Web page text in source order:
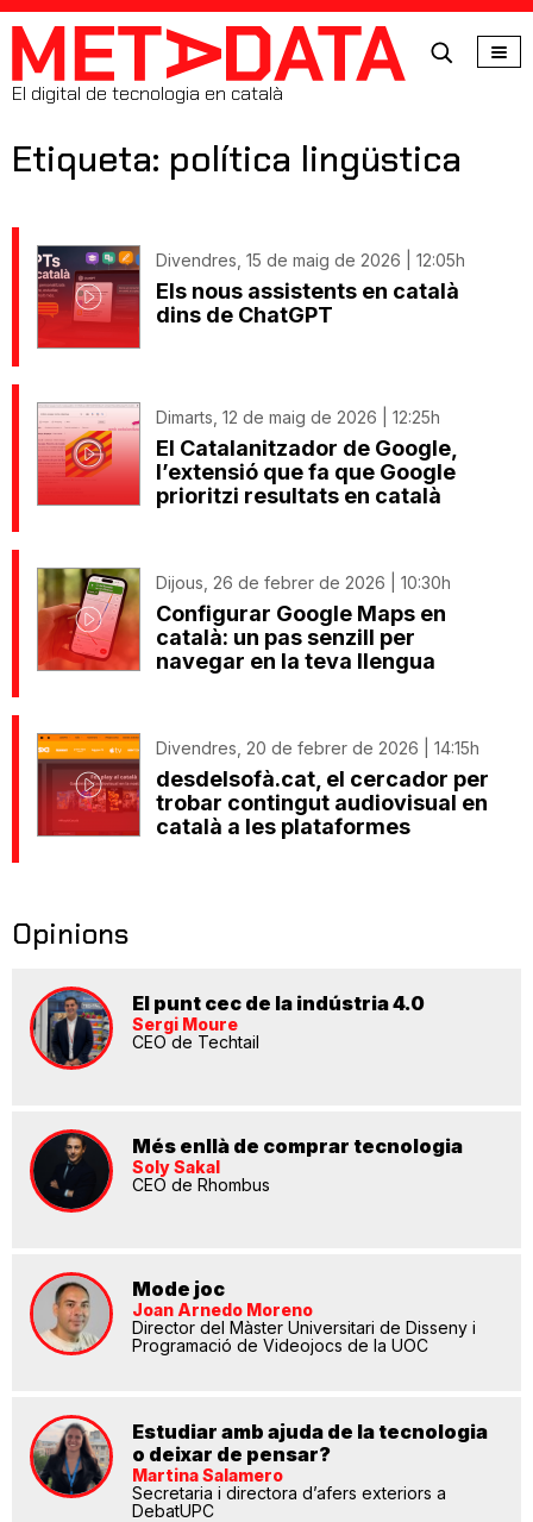
MetaData
El digital de tecnologia en català
Etiqueta: política lingüstica
Divendres, 15 de maig de 2026 | 12:05h
Els nous assistents en català
dins de ChatGPT
Dimarts, 12 de maig de 2026 | 12:25h
El Catalanitzador de Google,
l’extensió que fa que Google
prioritzi resultats en català
Dijous, 26 de febrer de 2026 | 10:30h
Configurar Google Maps en
català: un pas senzill per
navegar en la teva llengua
Divendres, 20 de febrer de 2026 | 14:15h
desdelsofà.cat, el cercador per
trobar contingut audiovisual en
català a les plataformes
Opinions
El punt cec de la indústria 4.0
Sergi Moure
CEO de Techtail
Més enllà de comprar tecnologia
Soly Sakal
CEO de Rhombus
Mode joc
Joan Arnedo Moreno
Director del Màster Universitari de Disseny i
Programació de Videojocs de la UOC
Estudiar amb ajuda de la tecnologia
o deixar de pensar?
Martina Salamero
Secretaria i directora d’afers exteriors a
DebatUPC